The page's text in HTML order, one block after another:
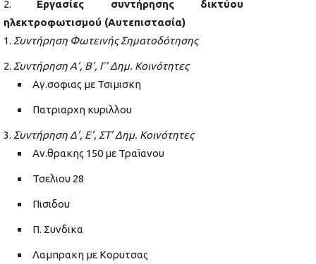
Εργασίες συντήρησης δικτύου
ηλεκτροφωτισμού (Αυτεπιστασία)
Συντήρηση Φωτεινής Σηματοδότησης
Συντήρηση Α’, Β’, Γ’ Δημ. Κοινότητες
Αγ.σοφιας με Τσιμισκη
Πατριαρχη κυριλλου
Συντήρηση Δ’, Ε’, ΣΤ’ Δημ. Κοινότητες
Αν.θρακης 150 με Τραϊανου
Τσελιου 28
Πισιδου
Π. Συνδικα
Λαμπρακη με Κορυτσας